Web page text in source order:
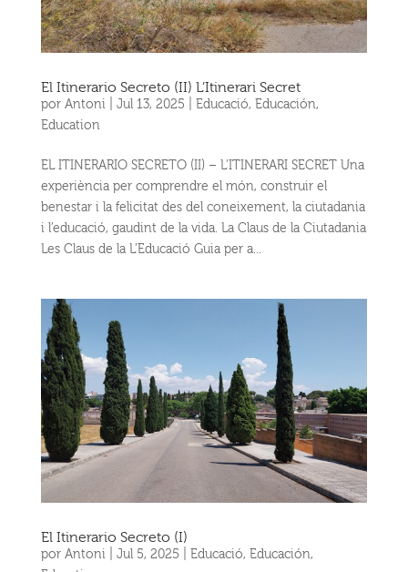
El Itinerario Secreto (II) L’Itinerari Secret
por Antoni Jul 13, 2025 Educació, Educación,
Education
EL ITINERARIO SECRETO (II) – L’ITINERARI SECRET Una
experiència per comprendre el món, construir el
benestar i la felicitat des del coneixement, la ciutadania
i l’educació, gaudint de la vida. La Claus de la Ciutadania
Les Claus de la L’Educació Guia per a...
El Itinerario Secreto (I)
por Antoni Jul 5, 2025 Educació, Educación,